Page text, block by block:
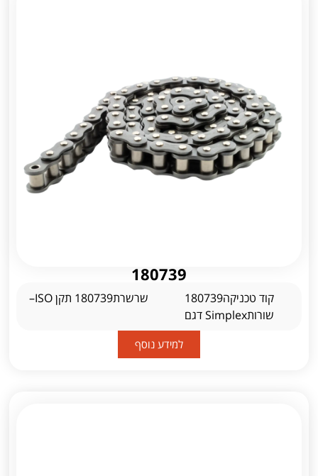
180739
קוד טכניקה180739
שורותSimplex דגם
שרשרת180739 תקן ISO–
למידע נוסף